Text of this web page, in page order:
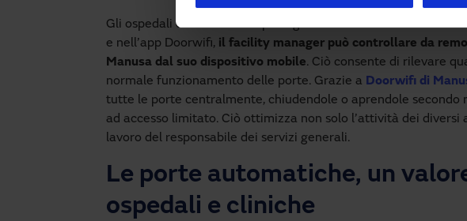
Gli ospedali di solito hanno più ingressi. Con l’inclusione della
e nell’app Doorwifi, il facility manager può controllare da
Manusa dal suo dispositivo mobile. Ciò consente di rilevare
normale funzionamento delle porte. Grazie a Doorwifi di
tutte le porte centralmente, chiudendole o aprendole secondo
ad accesso limitato. Ciò ottimizza non solo l’attività dei diversi
lavoro del responsabile dei servizi generali.
Le porte automatiche, un
ospedali e cliniche